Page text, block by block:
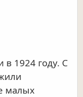
в 1924 году. С
малых